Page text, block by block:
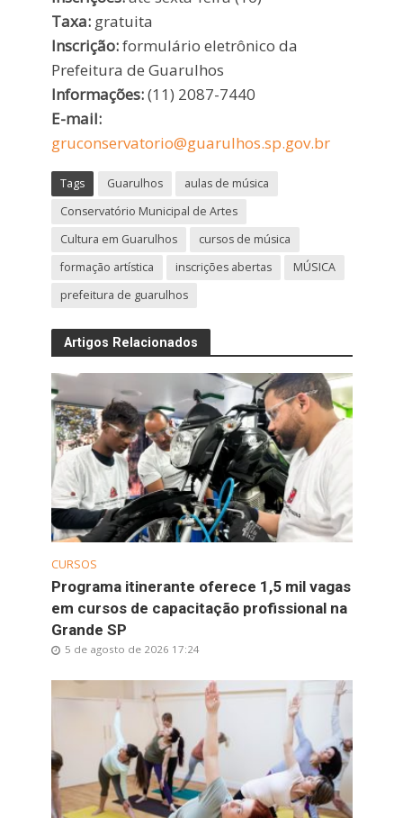
Taxa:gratuita
Inscrição:formulário eletrônico da
Prefeitura de Guarulhos
Informações:(11) 2087-7440
E-mail:
gruconservatorio@guarulhos.sp.gov.br
Tags Guarulhos
aulas de música
Conservatório Municipal de Artes
Cultura em Guarulhos
cursos de música
formação artística
inscrições abertas
MÚSICA
prefeitura de guarulhos
Artigos Relacionados
CURSOS
Programa itinerante oferece 1,5 mil vagas
em cursos de capacitação profissional na
Grande SP
5 de agosto de 2026 17:24